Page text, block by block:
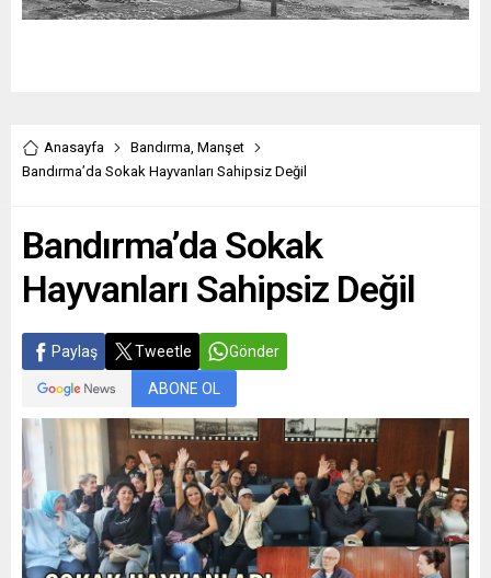
Anasayfa Bandırma, Manşet
Bandırma’da Sokak Hayvanları Sahipsiz Değil
Bandırma’da Sokak
Hayvanları Sahipsiz Değil
Paylaş Tweetle Gönder
ABONE OL